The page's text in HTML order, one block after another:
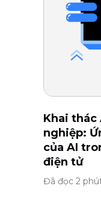
Khai thác
nghiệp:
của AI
điện tử
Đã đọc 2